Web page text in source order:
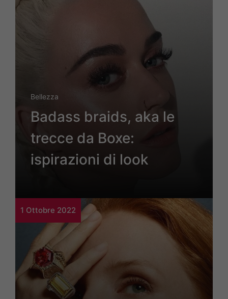
Bellezza
Badass braids, aka le
trecce da Boxe:
ispirazioni di look
1 Ottobre 2022